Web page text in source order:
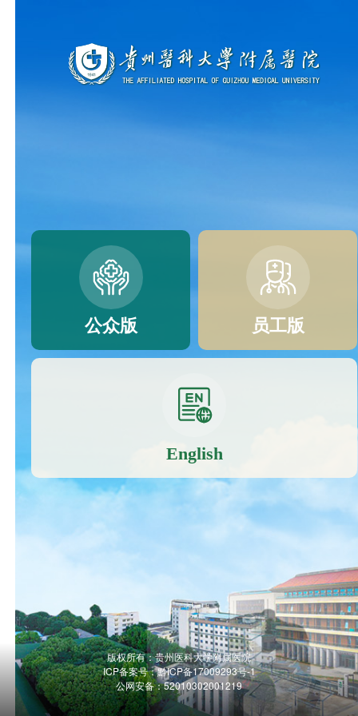
公众版 员工版
English
版权所有：贵州医科大学附属医院
ICP备案号：黔ICP备17009293号-1
公网安备：52010302001219